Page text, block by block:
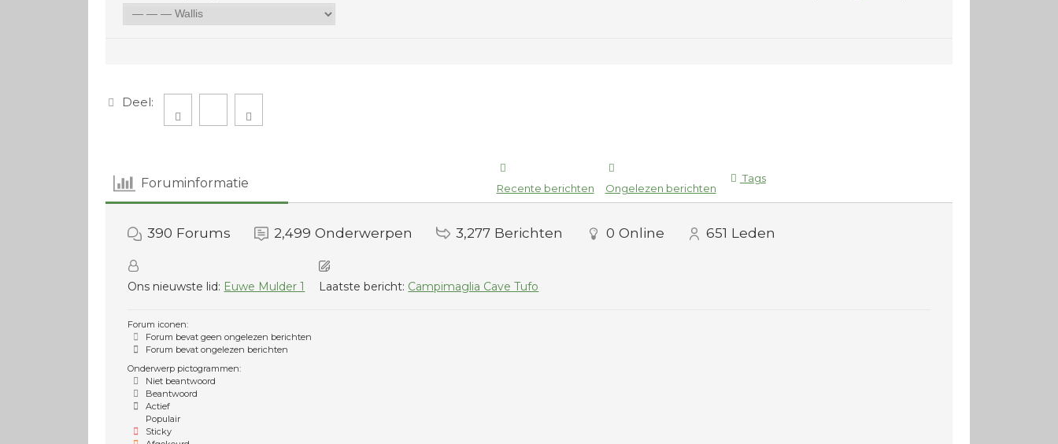
Deel:
Foruminformatie Recente berichten Ongelezen berichten
Tags
390 Forums 2,499 Onderwerpen 3,277 Berichten 0 Online 651 Leden
Ons nieuwste lid: Euwe Mulder 1 Laatste bericht: Campimaglia Cave Tufo
Forum iconen:
Forum bevat geen ongelezen berichten
Forum bevat ongelezen berichten
Onderwerp pictogrammen:
Niet beantwoord
Beantwoord
Actief
Populair
Sticky